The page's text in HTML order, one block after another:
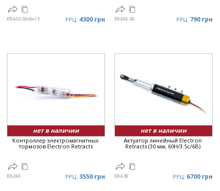
ER-605-50x8x13 РРЦ: 4300 грн ER-606-50 РРЦ: 790 грн
нет в наличии
Контроллер электромагнитных
тормозов Electron Retracts
ER-269 РРЦ: 3550 грн
нет в наличии
Актуатор линейный Electron
Retracts (30 мм, 60Н/3.5с/6В)
ER-638 РРЦ: 6700 грн